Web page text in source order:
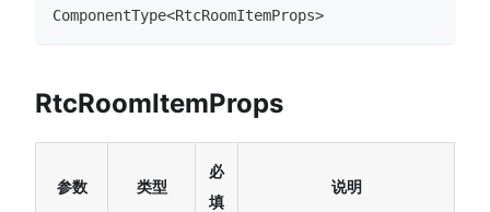
ComponentType<RtcRoomItemProps>
RtcRoomItemProps
参数 类型
必
填
说明